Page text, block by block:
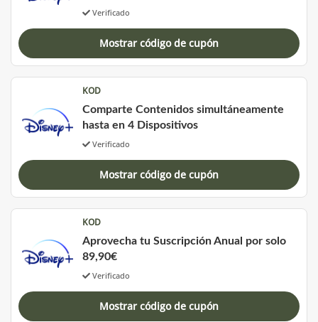
Verificado
Mostrar código de cupón
KOD
Comparte Contenidos simultáneamente
hasta en 4 Dispositivos
Verificado
Mostrar código de cupón
KOD
Aprovecha tu Suscripción Anual por solo
89,90€
Verificado
Mostrar código de cupón